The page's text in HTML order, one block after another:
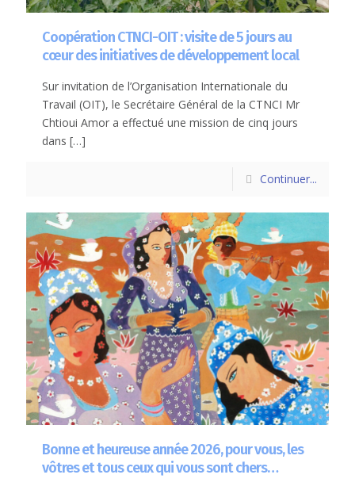
Coopération CTNCI-OIT : visite de 5 jours au
cœur des initiatives de développement local
Sur invitation de l’Organisation Internationale du
Travail (OIT), le Secrétaire Général de la CTNCI Mr
Chtioui Amor a effectué une mission de cinq jours
dans […]
Continuer...
Bonne et heureuse année 2026, pour vous, les
vôtres et tous ceux qui vous sont chers…